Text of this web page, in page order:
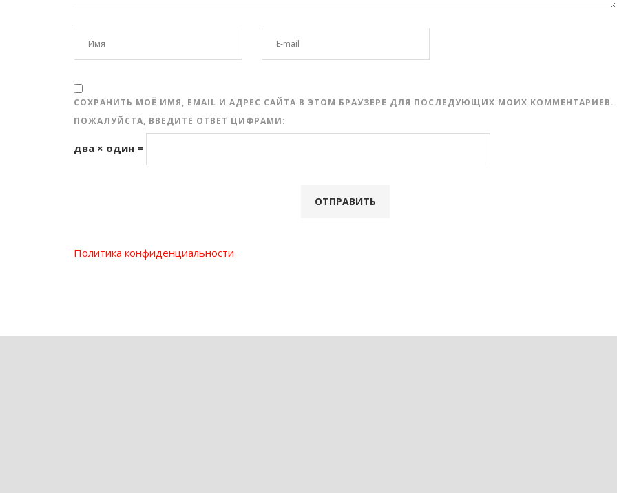
СОХРАНИТЬ МОЁ ИМЯ, EMAIL И АДРЕС САЙТА В ЭТОМ БРАУЗЕРЕ ДЛЯ ПОСЛЕДУЮЩИХ МОИХ КОММЕНТАРИЕВ.
ПОЖАЛУЙСТА, ВВЕДИТЕ ОТВЕТ ЦИФРАМИ:
два × один =
Политика конфиденциальности